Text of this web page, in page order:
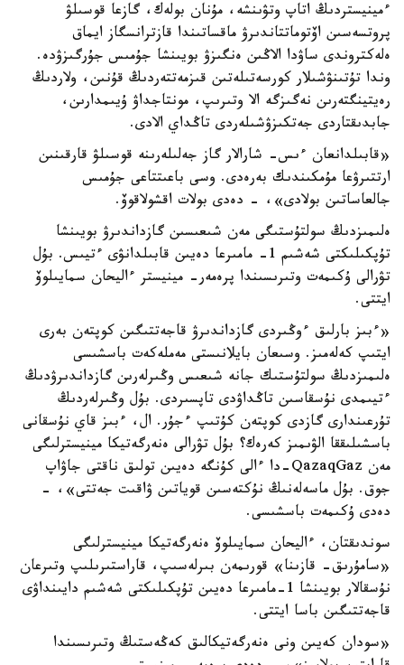
ءمينيستردىڭ اتاپ وتۋىنشە، مۇنان بولەك، گازعا قوسىلۋ
پروتسەسىن اۆتوماتتاندىرۋ ماقساتىندا قازترانسگاز ايماق
ەلەكتروندى ساۋدا الاڭىن ەنگىزۋ بويىنشا جۇمىس جۇرگىزۋدە.
وندا تۇتىنۋشىلار كورسەتىلەتىن قىزمەتتەردىڭ قۇنىن، ولاردىڭ
رەيتينگتەرىن نەگىزگە الا وتىرىپ، مونتاجداۋ ۇيىمدارىن،
جابدىقتاردى جەتكىزۋشىلەردى تاڭداي الادى.
«قابىلدانعان ءىس- شارالار گاز جەلىلەرىنە قوسىلۋ قارقىنىن
ارتتىرۋعا مۇمكىندىك بەرەدى. وسى باعىتتاعى جۇمىس
جالعاساتىن بولادى»، - دەدى بولات اقشولاقوۆ.
ەلىمىزدىڭ سولتۇستىگى مەن شىعىسىن گازداندىرۋ بويىنشا
تۇپكىلىكتى شەشىم 1- مامىرعا دەيىن قابىلدانۋى ءتيىس. بۇل
تۋرالى ۇكىمەت وتىرىسىندا پرەمەر- مينيستر ءاليحان سمايىلوۆ
ايتتى.
«ءبىز بارلىق ءوڭىردى گازداندىرۋ قاجەتتىگىن كوپتەن بەرى
ايتىپ كەلەمىز. وسىعان بايلانىستى مەملەكەت باسشىسى
ەلىمىزدىڭ سولتۇستىك جانە شىعىس وڭىرلەرىن گازداندىرۋدىڭ
ءتيىمدى نۇسقاسىن تاڭداۋدى تاپسىردى. بۇل وڭىرلەردىڭ
تۇرعىندارى گازدى كوپتەن كۇتىپ ءجۇر. ال، ءبىز قاي نۇسقانى
باسشىلىققا الۋىمىز كەرەك؟ بۇل تۋرالى ەنەرگەتيكا مينيسترلىگى
مەن QazaqGaz-دا ءالى كۇنگە دەيىن تولىق ناقتى جاۋاپ
جوق. بۇل ماسەلەنىڭ نۇكتەسىن قوياتىن ۋاقىت جەتتى»، -
دەدى ۇكىمەت باسشىسى.
سوندىقتان، ءاليحان سمايىلوۆ ەنەرگەتيكا مينيسترلىگى
«سامۇرىق- قازىنا» قورىمەن بىرلەسىپ، قاراستىرىلىپ وتىرعان
نۇسقالار بويىنشا 1-مامىرعا دەيىن تۇپكىلىكتى شەشىم دايىنداۋى
قاجەتتىگىن باسا ايتتى.
«سودان كەيىن ونى ەنەرگەتيكالىق كەڭەستىڭ وتىرىسىندا